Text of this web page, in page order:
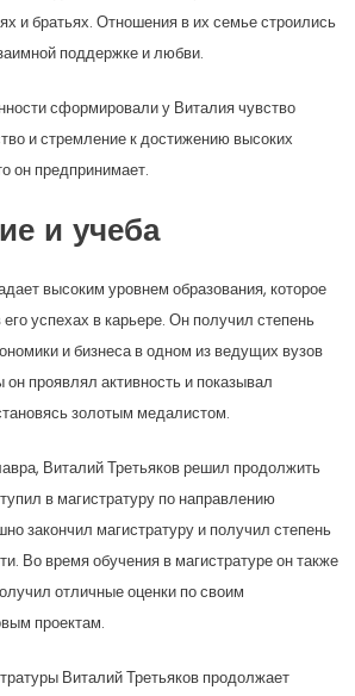
и братьях. Отношения в их семье строились
поддержке и любви.
сформировали у Виталия чувство
и стремление к достижению высоких
он предпринимает.
и учеба
высоким уровнем образования, которое
успехах в карьере. Он получил степень
и бизнеса в одном из ведущих вузов
проявлял активность и показывал
золотым медалистом.
Виталий Третьяков решил продолжить
в магистратуру по направлению
закончил магистратуру и получил степень
Во время обучения в магистратуре он также
отличные оценки по своим
проектам.
Виталий Третьяков продолжает